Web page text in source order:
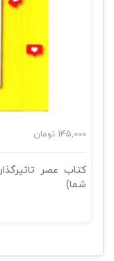
145,000 تومان
کتاب عصر
شما)